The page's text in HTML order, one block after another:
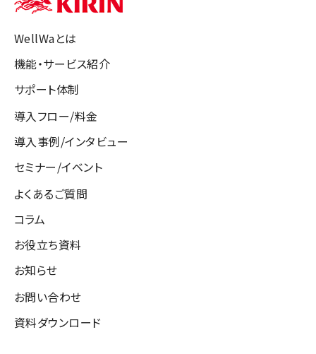
WellWaとは
機能・サービス紹介
サポート体制
導入フロー/料金
導入事例/インタビュー
セミナー/イベント
よくあるご質問
コラム
お役立ち資料
お知らせ
お問い合わせ
資料ダウンロード